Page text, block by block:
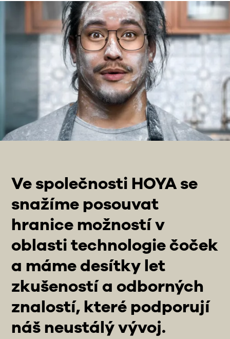
Ve společnosti HOYA se
snažíme posouvat
hranice možností v
oblasti technologie čoček
a máme desítky let
zkušeností a odborných
znalostí, které podporují
náš neustálý vývoj.